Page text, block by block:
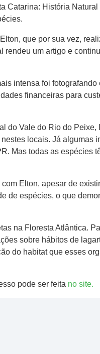
Catarina: História Natural
que por sua vez,
um artigo e
intensa foi
financeiras para
do Vale do Rio do Peixe,
locais. Já algumas
Mas todas as espécies
Elton, apesar de
de espécies, o que
na Floresta Atlântica.
sobre hábitos de
do habitat que esses
pode ser feita no site.